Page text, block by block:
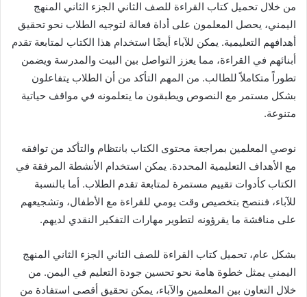
من خلال تحميل كتاب القراءة للصف الثاني الجزء الثاني المنهج
اليمني، يحصل المعلمون على أداة فعالة لتوجيه الطلاب نحو تحقيق
أهدافهم التعليمية. يمكن للآباء أيضًا استخدام هذا الكتاب لمتابعة تقدم
أبنائهم في القراءة، مما يعزز التواصل بين البيت والمدرسة ويضمن
تطوراً متكاملاً للطالب. من المهم التأكد من أن الطلاب يتفاعلون
بشكل مستمر مع النصوص ويطبقون ما يتعلمونه في مواقف حياتية
متنوعة.
نوصي المعلمين بمراجعة محتوى الكتاب بانتظام والتأكد من توافقه
مع الأهداف التعليمية المحددة. يمكن استخدام الأنشطة المرفقة في
الكتاب كأدوات تقييم مستمرة لمتابعة تقدم الطلاب. أما بالنسبة
للآباء، فننصح بتخصيص وقت يومي للقراءة مع الأطفال، وتشجيعهم
على مناقشة ما يقرؤونه لتطوير مهارات التفكير النقدي لديهم.
بشكل عام، تحميل كتاب القراءة للصف الثاني الجزء الثاني المنهج
اليمني يمثل خطوة هامة نحو تحسين جودة التعليم في اليمن. من
خلال التعاون بين المعلمين والآباء، يمكن تحقيق أقصى استفادة من